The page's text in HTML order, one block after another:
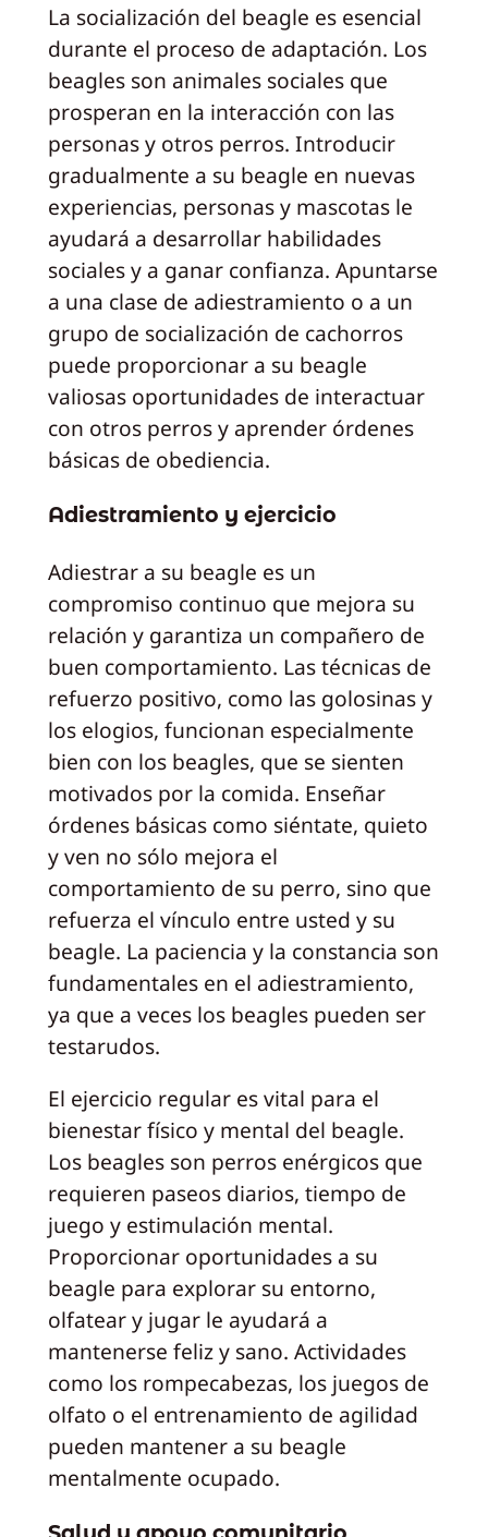
La socialización del beagle es esencial
durante el proceso de adaptación. Los
beagles son animales sociales que
prosperan en la interacción con las
personas y otros perros. Introducir
gradualmente a su beagle en nuevas
experiencias, personas y mascotas le
ayudará a desarrollar habilidades
sociales y a ganar confianza. Apuntarse
a una clase de adiestramiento o a un
grupo de socialización de cachorros
puede proporcionar a su beagle
valiosas oportunidades de interactuar
con otros perros y aprender órdenes
básicas de obediencia.
Adiestramiento y ejercicio
Adiestrar a su beagle es un
compromiso continuo que mejora su
relación y garantiza un compañero de
buen comportamiento. Las técnicas de
refuerzo positivo, como las golosinas y
los elogios, funcionan especialmente
bien con los beagles, que se sienten
motivados por la comida. Enseñar
órdenes básicas como siéntate, quieto
y ven no sólo mejora el
comportamiento de su perro, sino que
refuerza el vínculo entre usted y su
beagle. La paciencia y la constancia son
fundamentales en el adiestramiento,
ya que a veces los beagles pueden ser
testarudos.
El ejercicio regular es vital para el
bienestar físico y mental del beagle.
Los beagles son perros enérgicos que
requieren paseos diarios, tiempo de
juego y estimulación mental.
Proporcionar oportunidades a su
beagle para explorar su entorno,
olfatear y jugar le ayudará a
mantenerse feliz y sano. Actividades
como los rompecabezas, los juegos de
olfato o el entrenamiento de agilidad
pueden mantener a su beagle
mentalmente ocupado.